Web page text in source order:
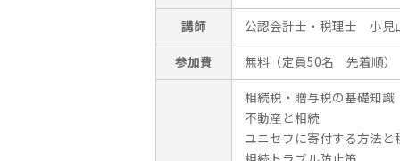
講師
公認会計士・税理士 小
参加費
無料（定員50名 先着順）
相続税・贈与税の基礎知識
不動産と相続
ユニセフに寄付する方法と